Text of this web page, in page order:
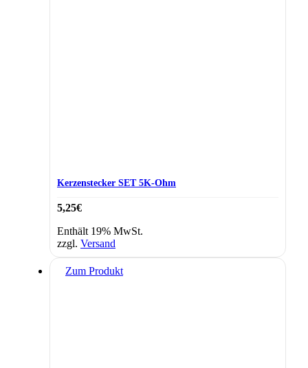
Kerzenstecker SET 5K-Ohm
5,25€
Enthält 19% MwSt.
zzgl. Versand
Zum Produkt